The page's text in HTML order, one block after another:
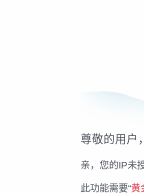
尊敬的用户
亲，您的IP未
此功能需要“黄